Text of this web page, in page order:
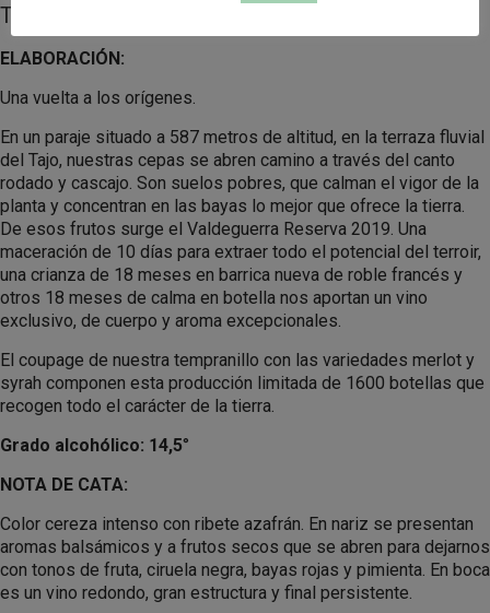
Tempranillo, merlot y Syrah.
ELABORACIÓN:
Una vuelta a los orígenes.
En un paraje situado a 587 metros de altitud, en la terraza fluvial
del Tajo, nuestras cepas se abren camino a través del canto
rodado y cascajo. Son suelos pobres, que calman el vigor de la
planta y concentran en las bayas lo mejor que ofrece la tierra.
De esos frutos surge el Valdeguerra Reserva 2019. Una
maceración de 10 días para extraer todo el potencial del terroir,
una crianza de 18 meses en barrica nueva de roble francés y
otros 18 meses de calma en botella nos aportan un vino
exclusivo, de cuerpo y aroma excepcionales.
El coupage de nuestra tempranillo con las variedades merlot y
syrah componen esta producción limitada de 1600 botellas que
recogen todo el carácter de la tierra.
Grado alcohólico: 14,5°
NOTA DE CATA:
Color cereza intenso con ribete azafrán. En nariz se presentan
aromas balsámicos y a frutos secos que se abren para dejarnos
con tonos de fruta, ciruela negra, bayas rojas y pimienta. En boca
es un vino redondo, gran estructura y final persistente.